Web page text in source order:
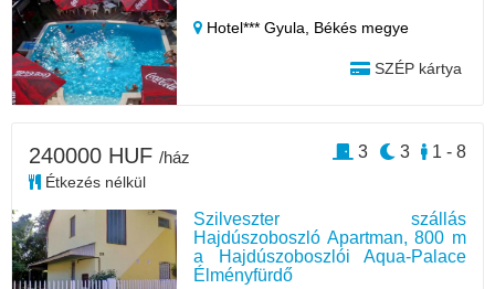
Hotel*** Gyula, Békés megye
SZÉP kártya
Szilveszter szállás
Hajdúszoboszló Apartman, 800 m
a Hajdúszoboszlói Aqua-Palace
Élményfürdő
240000 HUF /ház
Étkezés nélkül
1 - 8
3
3